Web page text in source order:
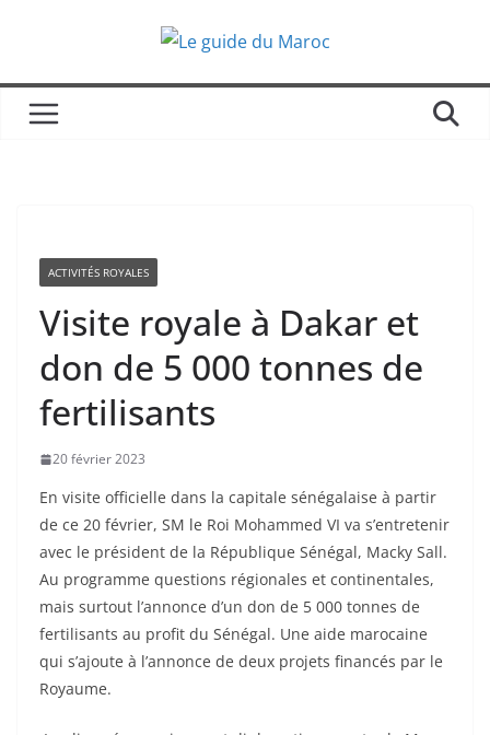
ACTIVITÉS ROYALES
Visite royale à Dakar et
don de 5 000 tonnes de
fertilisants
20 février 2023
En visite officielle dans la capitale sénégalaise à partir
de ce 20 février, SM le Roi Mohammed VI va s’entretenir
avec le président de la République Sénégal, Macky Sall.
Au programme questions régionales et continentales,
mais surtout l’annonce d’un don de 5 000 tonnes de
fertilisants au profit du Sénégal. Une aide marocaine
qui s’ajoute à l’annonce de deux projets financés par le
Royaume.